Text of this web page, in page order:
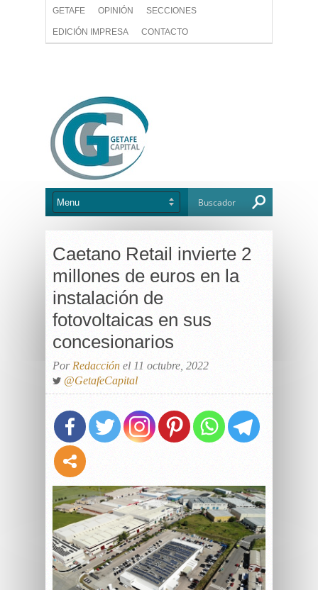
GETAFE OPINIÓN SECCIONES
EDICIÓN IMPRESA CONTACTO
Caetano Retail invierte 2
millones de euros en la
instalación de
fotovoltaicas en sus
concesionarios
Por Redacción el 11 octubre, 2022
@GetafeCapital